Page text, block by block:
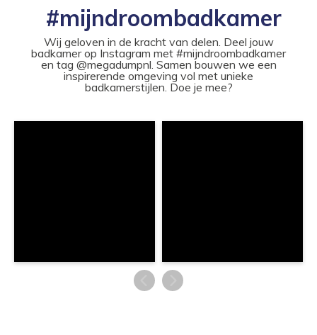
#mijndroombadkamer
Wij geloven in de kracht van delen. Deel jouw
badkamer op Instagram met #mijndroombadkamer
en tag @megadumpnl. Samen bouwen we een
inspirerende omgeving vol met unieke
badkamerstijlen. Doe je mee?